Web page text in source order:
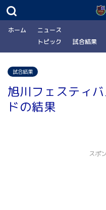
ホーム
ニュース
トピック
試合結果
試合結果
旭川フェスティ
ドの結果
スポ